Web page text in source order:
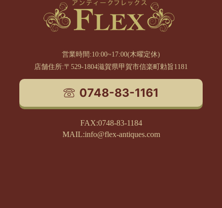
営業時間:10:00~17:00(木曜定休)
店舗住所:〒529-1804滋賀県甲賀市信楽町勅旨1181
0748-83-1161
FAX:0748-83-1184
MAIL:info@flex-antiques.com